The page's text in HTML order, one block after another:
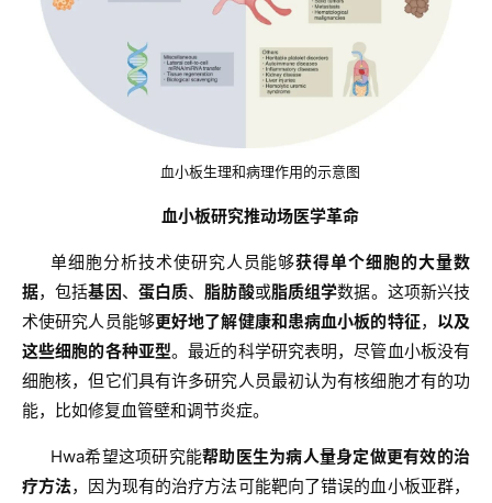
临
床
转
化
展
登录 注册
血小板生理和病理作用的示意图
血小板研究推动场医学革命
单细胞分析技术使研究人员能够获得单个细胞的大量数
据，包括基因、 蛋白质、 脂肪酸或脂质组学数据。这项新兴技
术使研究人员能够更好地了解健康和患病血小板的特征， 以及
这些细胞的各种亚型。最近的科学研究表明，尽管血小板没有
细胞核，但它们具有许多研究人员最初认为有核细胞才有的功
能，比如修复血管壁和调节炎症。
Hwa希望这项研究能帮助医生为病人量身定做更有效的治
疗方法，因为现有的治疗方法可能靶向了错误的血小板亚群，